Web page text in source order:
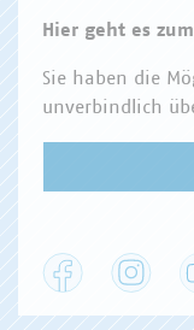
Hier geht es
Sie haben die
unverbindlich
Facebook